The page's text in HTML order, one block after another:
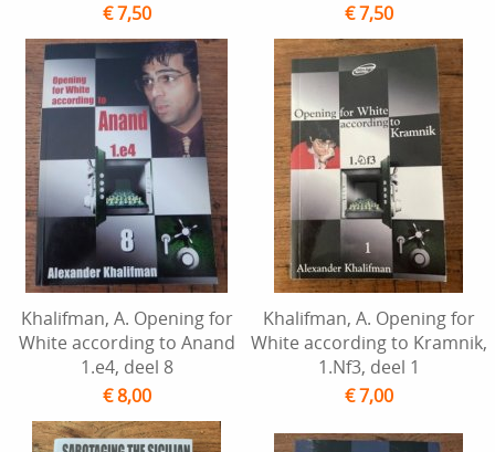
€ 7,50
€ 7,50
Khalifman, A. Opening for
White according to Anand
1.e4, deel 8
€ 8,00
Khalifman, A. Opening for
White according to Kramnik,
1.Nf3, deel 1
€ 7,00